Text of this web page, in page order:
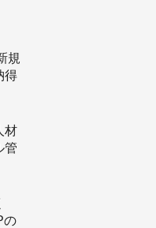
規
得
材
管
の